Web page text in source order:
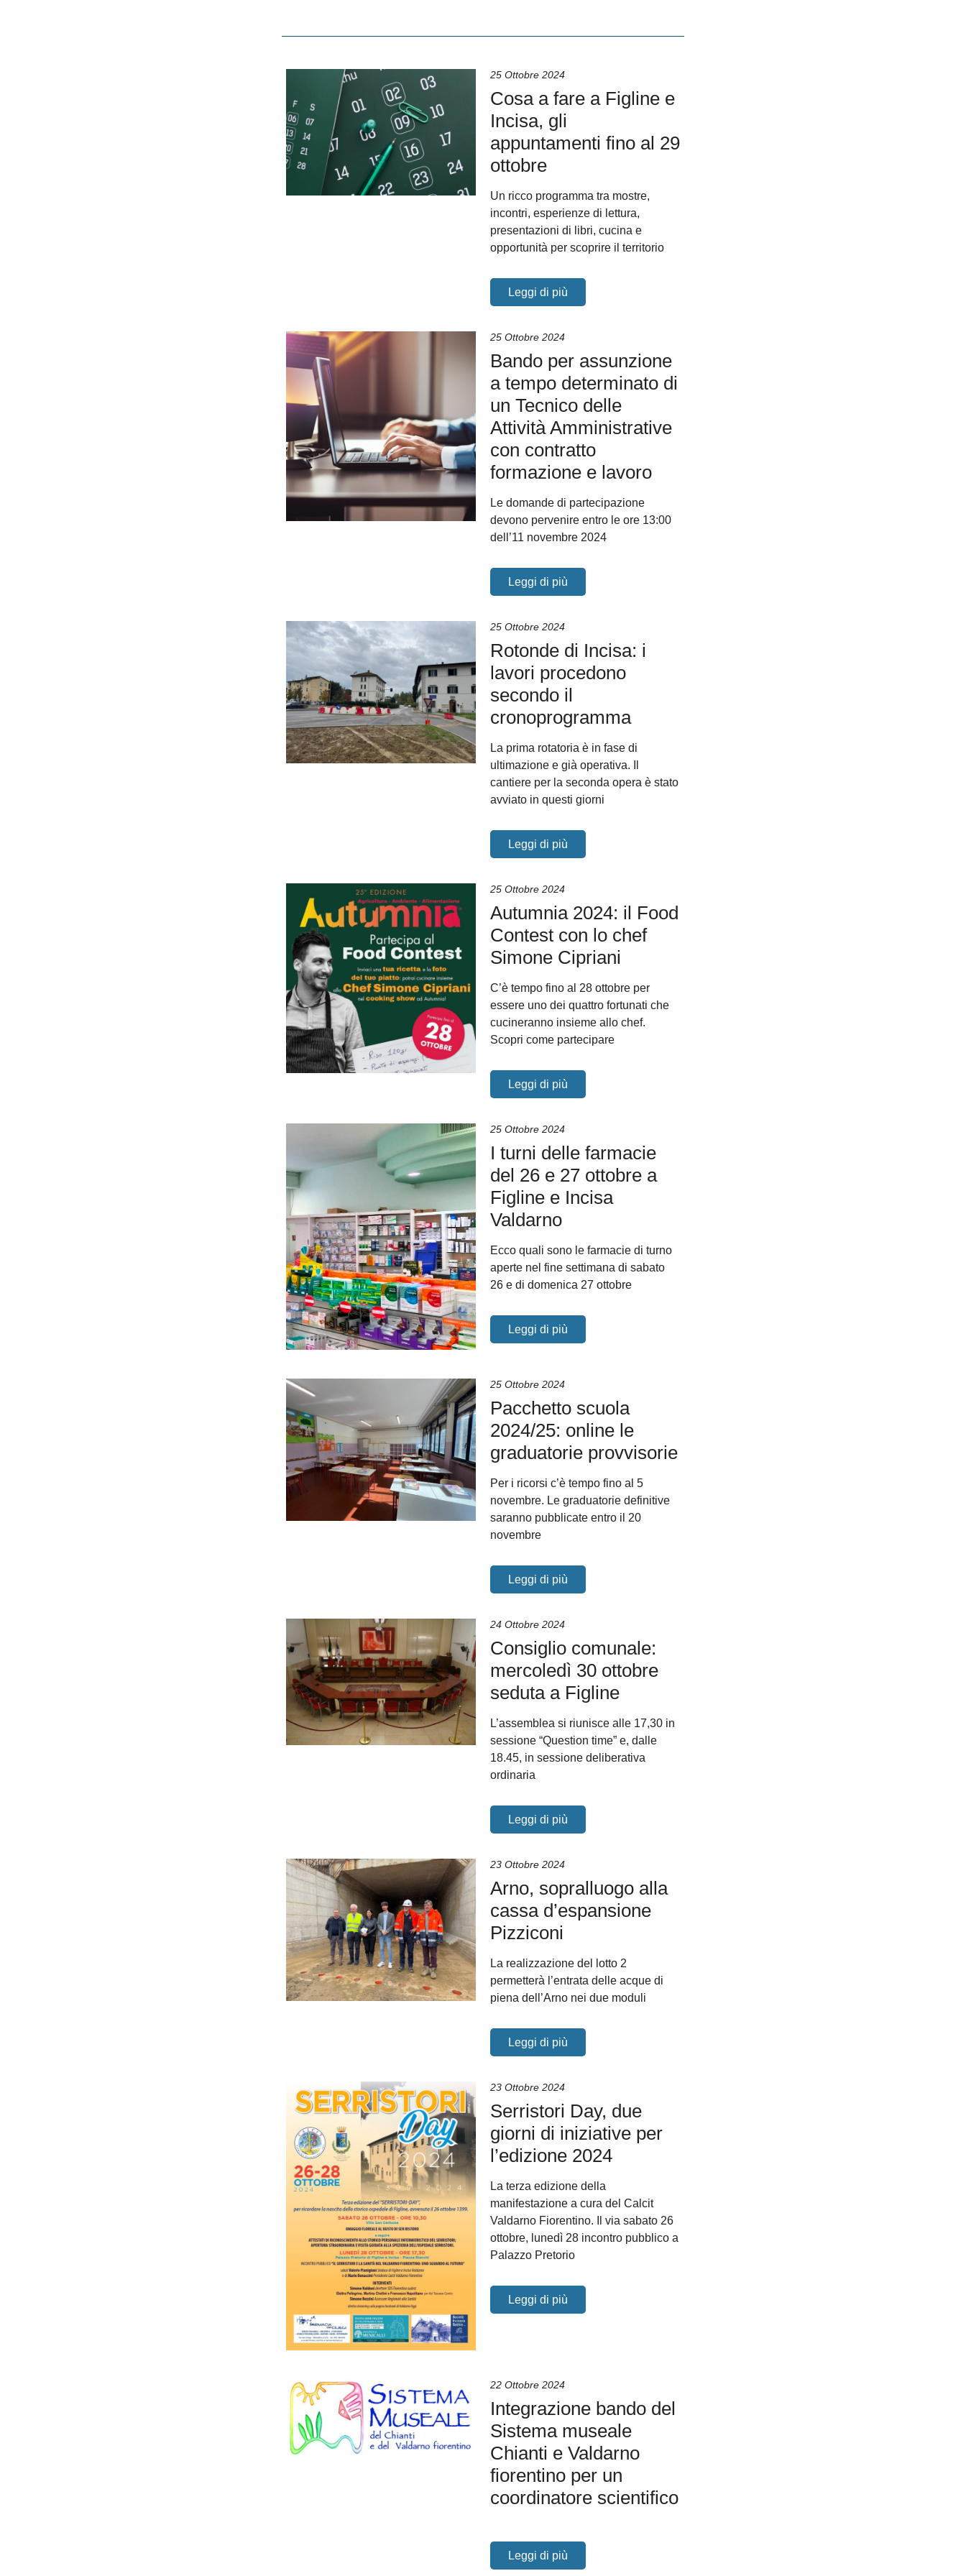
25 Ottobre 2024
Cosa a fare a Figline e
Incisa, gli
appuntamenti fino al 29
ottobre
Un ricco programma tra mostre,
incontri, esperienze di lettura,
presentazioni di libri, cucina e
opportunità per scoprire il territorio
Leggi di più
25 Ottobre 2024
Bando per assunzione
a tempo determinato di
un Tecnico delle
Attività Amministrative
con contratto
formazione e lavoro
Le domande di partecipazione
devono pervenire entro le ore 13:00
dell’11 novembre 2024
Leggi di più
25 Ottobre 2024
Rotonde di Incisa: i
lavori procedono
secondo il
cronoprogramma
La prima rotatoria è in fase di
ultimazione e già operativa. Il
cantiere per la seconda opera è stato
avviato in questi giorni
Leggi di più
25 Ottobre 2024
Autumnia 2024: il Food
Contest con lo chef
Simone Cipriani
C’è tempo fino al 28 ottobre per
essere uno dei quattro fortunati che
cucineranno insieme allo chef.
Scopri come partecipare
Leggi di più
25 Ottobre 2024
I turni delle farmacie
del 26 e 27 ottobre a
Figline e Incisa
Valdarno
Ecco quali sono le farmacie di turno
aperte nel fine settimana di sabato
26 e di domenica 27 ottobre
Leggi di più
25 Ottobre 2024
Pacchetto scuola
2024/25: online le
graduatorie provvisorie
Per i ricorsi c’è tempo fino al 5
novembre. Le graduatorie definitive
saranno pubblicate entro il 20
novembre
Leggi di più
24 Ottobre 2024
Consiglio comunale:
mercoledì 30 ottobre
seduta a Figline
L’assemblea si riunisce alle 17,30 in
sessione “Question time” e, dalle
18.45, in sessione deliberativa
ordinaria
Leggi di più
23 Ottobre 2024
Arno, sopralluogo alla
cassa d’espansione
Pizziconi
La realizzazione del lotto 2
permetterà l’entrata delle acque di
piena dell’Arno nei due moduli
Leggi di più
23 Ottobre 2024
Serristori Day, due
giorni di iniziative per
l’edizione 2024
La terza edizione della
manifestazione a cura del Calcit
Valdarno Fiorentino. Il via sabato 26
ottobre, lunedì 28 incontro pubblico a
Palazzo Pretorio
Leggi di più
22 Ottobre 2024
Integrazione bando del
Sistema museale
Chianti e Valdarno
fiorentino per un
coordinatore scientifico
Leggi di più